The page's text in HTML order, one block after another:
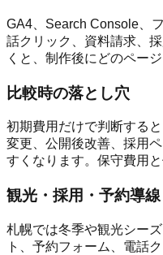
GA4、Search Console、
話クリック、資料請求、
くと、制作後にどのペー
比較時の落とし穴
初期費用だけで判断する
変更、公開後改善、採用
すくなります。保守費用
観光・採用・予約導線
札幌では冬季や観光シー
ト、予約フォーム、電話